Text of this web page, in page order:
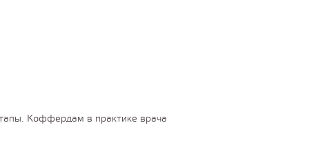
Коффердам в практике врача